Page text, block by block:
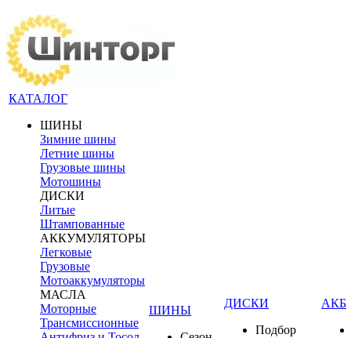
КАТАЛОГ
ШИНЫ
Зимние шины
Летние шины
Грузовые шины
Мотошины
ДИСКИ
Литые
Штампованные
АККУМУЛЯТОРЫ
Легковые
Грузовые
Мотоаккумуляторы
МАСЛА
Моторные
Трансмиссионные
ШИНЫ
ДИСКИ
Подбор
АКБ